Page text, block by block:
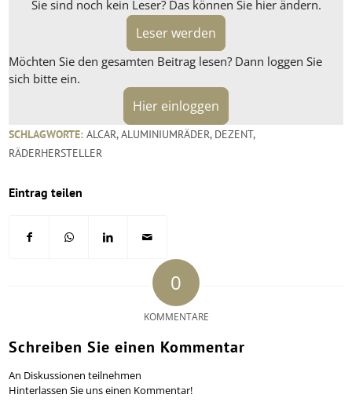
Sie sind noch kein Leser? Das können Sie hier ändern.
Leser werden
Möchten Sie den gesamten Beitrag lesen? Dann loggen Sie
sich bitte ein.
Hier einloggen
SCHLAGWORTE: ALCAR,ALUMINIUMRÄDER, DEZENT,
RÄDERHERSTELLER
Eintrag teilen
0
KOMMENTARE
Schreiben Sie einen Kommentar
An Diskussionen teilnehmen
Hinterlassen Sie uns einen Kommentar!